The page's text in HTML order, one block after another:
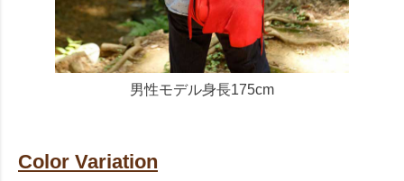
男性モデル身長175cm
Color Variation